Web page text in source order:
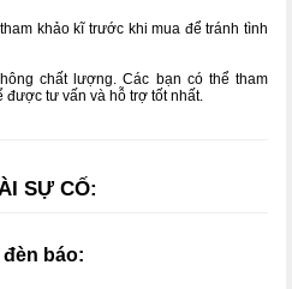
khảo kĩ trước khi mua để tránh tình
chất lượng. Các bạn có thể tham
được tư vấn và hỗ trợ tốt nhất.
SỰ CỐ:
báo: